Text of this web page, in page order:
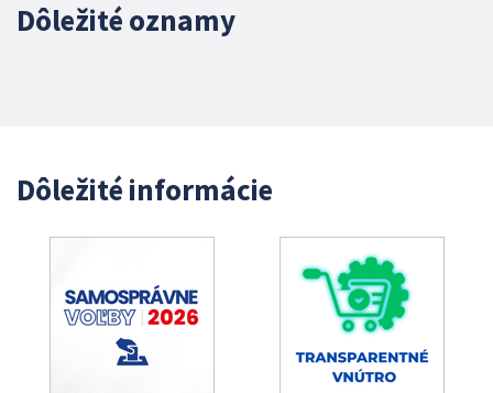
Dôležité oznamy
Dôležité informácie